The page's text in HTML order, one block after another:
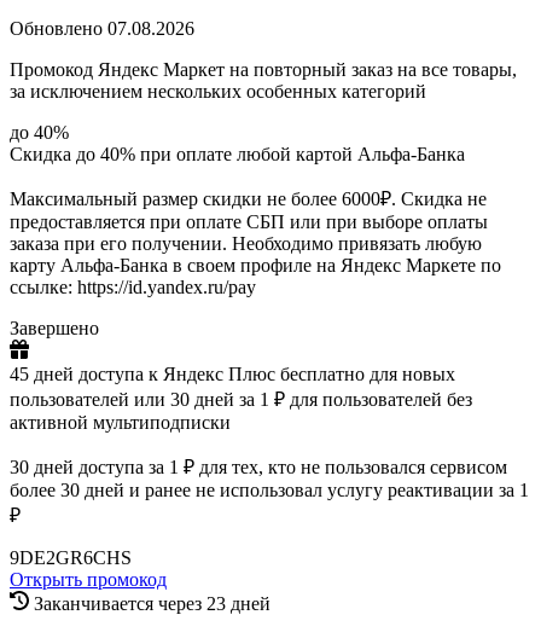
Обновлено 07.08.2026
Промокод Яндекс Маркет на повторный заказ на все товары,
за исключением нескольких особенных категорий
до 40%
Скидка до 40% при оплате любой картой Альфа-Банка
Максимальный размер скидки не более 6000₽. Скидка не
предоставляется при оплате СБП или при выборе оплаты
заказа при его получении. Необходимо привязать любую
карту Альфа-Банка в своем профиле на Яндекс Маркете по
ссылке: https://id.yandex.ru/pay
Завершено
45 дней доступа к Яндекс Плюс бесплатно для новых
пользователей или 30 дней за 1 ₽ для пользователей без
активной мультиподписки
30 дней доступа за 1 ₽ для тех, кто не пользовался сервисом
более 30 дней и ранее не использовал услугу реактивации за 1
₽
9DE2GR6CHS
Открыть промокод
Заканчивается через 23 дней